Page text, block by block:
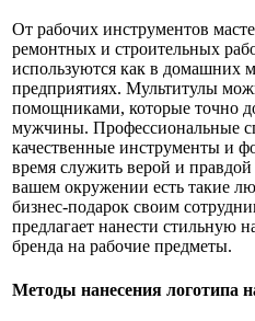
От рабочих инструментов
ремонтных и строительных
используются как в домашних
предприятиях. Мультитулы
помощниками, которые точно
мужчины. Профессиональные
качественные инструменты и
время служить верой и
вашем окружении есть такие
бизнес-подарок своим
предлагает нанести стильную
бренда на рабочие предметы.
Методы нанесения логотипа